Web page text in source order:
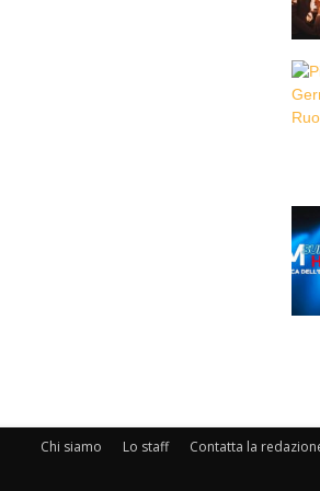
Chi siamo Lo staff Contatta la